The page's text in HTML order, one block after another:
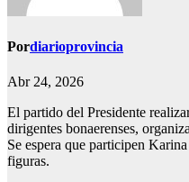
Pordiarioprovincia
Abr 24, 2026
El partido del Presidente
dirigentes bonaerenses,
Se espera que participen
figuras.